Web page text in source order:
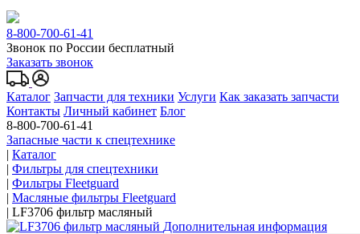
8-800-700-61-41
Звонок по России бесплатный
Заказать звонок
Каталог Запчасти для техники Услуги Как заказать запчасти
Контакты Личный кабинет Блог
8-800-700-61-41
Запасные части к спецтехнике
| Каталог
| Фильтры для спецтехники
| Фильтры Fleetguard
| Масляные фильтры Fleetguard
| LF3706 фильтр масляный
Дополнительная информация